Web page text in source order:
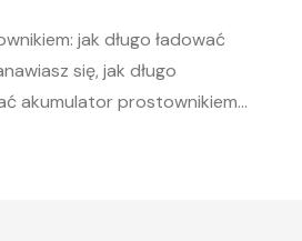
jak długo ładować
się, jak długo
akumulator prostownikiem?